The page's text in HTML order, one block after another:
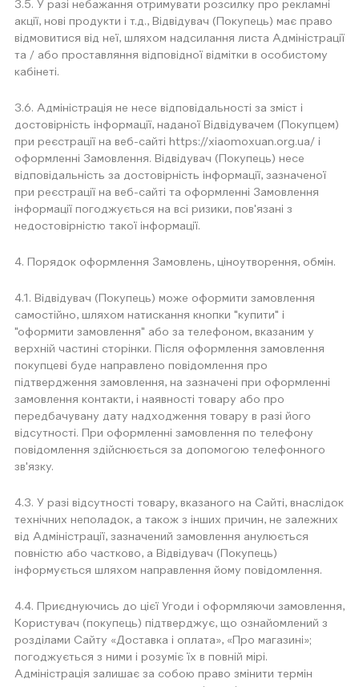
3.5. У разі небажання отримувати розсилку про рекламні
акції, нові продукти і т.д., Відвідувач (Покупець) має право
відмовитися від неї, шляхом надсилання листа Адміністрації
та / або проставляння відповідної відмітки в особистому
кабінеті.
3.6. Адміністрація не несе відповідальності за зміст і
достовірність інформації, наданої Відвідувачем (Покупцем)
при реєстрації на веб-сайті https://xiaomoxuan.org.ua/ і
оформленні Замовлення. Відвідувач (Покупець) несе
відповідальність за достовірність інформації, зазначеної
при реєстрації на веб-сайті та оформленні Замовлення
інформації погоджується на всі ризики, пов'язані з
недостовірністю такої інформації.
4. Порядок оформлення Замовлень, ціноутворення, обмін.
4.1. Відвідувач (Покупець) може оформити замовлення
самостійно, шляхом натискання кнопки "купити" і
"оформити замовлення" або за телефоном, вказаним у
верхній частині сторінки. Після оформлення замовлення
покупцеві буде направлено повідомлення про
підтвердження замовлення, на зазначені при оформленні
замовлення контакти, і наявності товару або про
передбачувану дату надходження товару в разі його
відсутності. При оформленні замовлення по телефону
повідомлення здійснюється за допомогою телефонного
зв'язку.
4.3. У разі відсутності товару, вказаного на Сайті, внаслідок
технічних неполадок, а також з інших причин, не залежних
від Адміністрації, зазначений замовлення анулюється
повністю або частково, а Відвідувач (Покупець)
інформується шляхом направлення йому повідомлення.
4.4. Приєднуючись до цієї Угоди і оформляючи замовлення,
Користувач (покупець) підтверджує, що ознайомлений з
розділами Сайту «Доставка і оплата», «Про магазині»;
погоджується з ними і розуміє їх в повній мірі.
Адміністрація залишає за собою право змінити термін